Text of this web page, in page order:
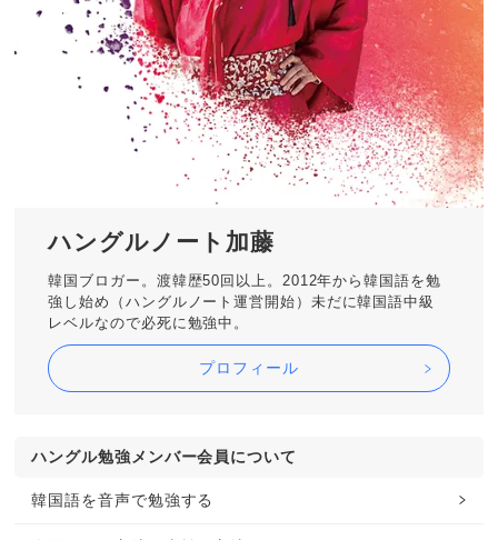
ハングルノート加藤
韓国ブロガー。渡韓歴50回以上。2012年から韓国語を勉
強し始め（ハングルノート運営開始）未だに韓国語中級
レベルなので必死に勉強中。
プロフィール
ハングル勉強メンバー会員について
韓国語を音声で勉強する